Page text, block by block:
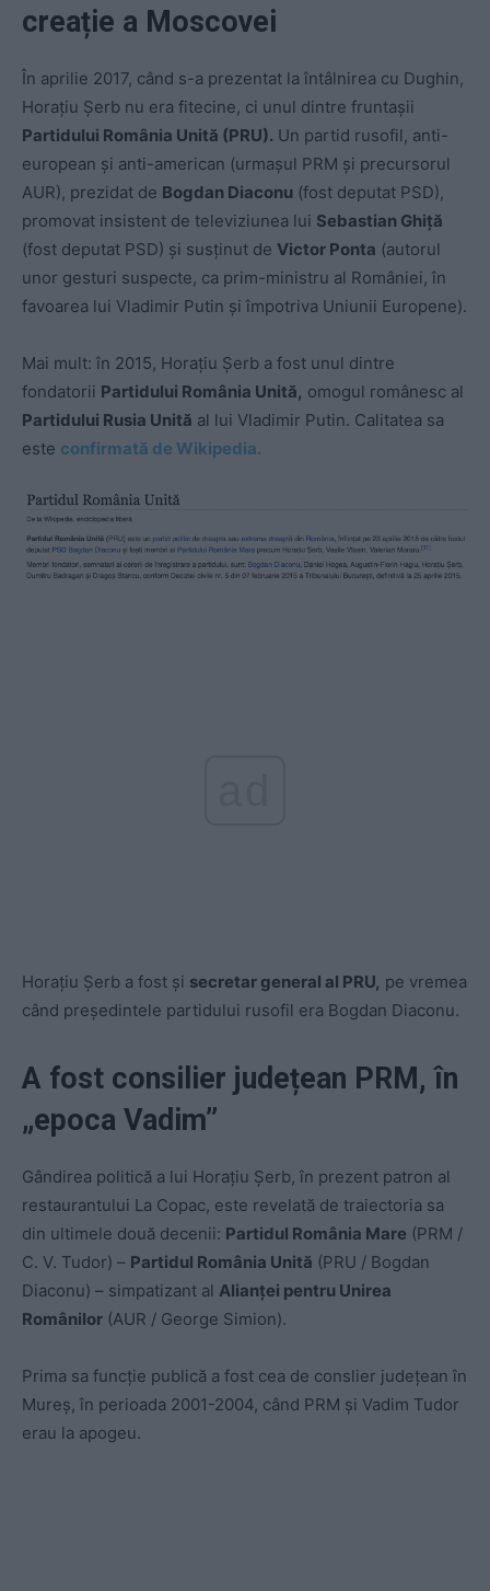
creație a Moscovei
În aprilie 2017, când s-a prezentat la întâlnirea cu Dughin,
Horațiu Șerb nu era fitecine, ci unul dintre fruntașii
Partidului România Unită (PRU). Un partid rusofil, anti-
european și anti-american (urmașul PRM și precursorul
AUR), prezidat de Bogdan Diaconu (fost deputat PSD),
promovat insistent de televiziunea lui Sebastian Ghiță
(fost deputat PSD) și susținut de Victor Ponta (autorul
unor gesturi suspecte, ca prim-ministru al României, în
favoarea lui Vladimir Putin și împotriva Uniunii Europene).
Mai mult: în 2015, Horațiu Șerb a fost unul dintre
fondatorii Partidului România Unită, omogul românesc al
Partidului Rusia Unită al lui Vladimir Putin. Calitatea sa
este confirmată de Wikipedia.
Horațiu Șerb a fost și secretar general al PRU, pe vremea
când președintele partidului rusofil era Bogdan Diaconu.
A fost consilier județean PRM, în
„epoca Vadim”
Gândirea politică a lui Horațiu Șerb, în prezent patron al
restaurantului La Copac, este revelată de traiectoria sa
din ultimele două decenii: Partidul România Mare (PRM /
C. V. Tudor) – Partidul România Unită (PRU / Bogdan
Diaconu) – simpatizant al Alianței pentru Unirea
Românilor (AUR / George Simion).
Prima sa funcție publică a fost cea de conslier județean în
Mureș, în perioada 2001-2004, când PRM și Vadim Tudor
erau la apogeu.